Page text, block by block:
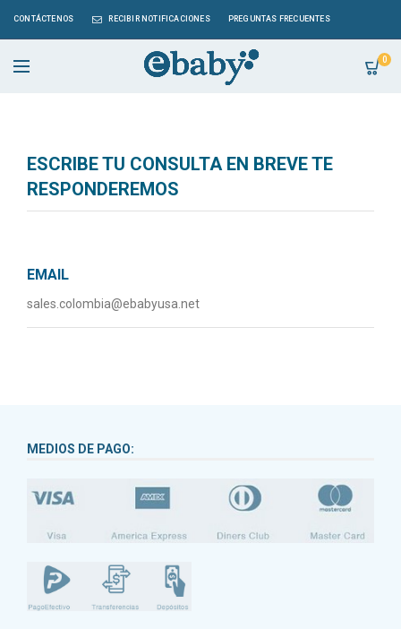
CONTÁCTENOS RECIBIR NOTIFICACIONES PREGUNTAS FRECUENTES
0
ESCRIBE TU CONSULTA EN BREVE TE
RESPONDEREMOS
EMAIL
sales.colombia@ebabyusa.net
MEDIOS DE PAGO: